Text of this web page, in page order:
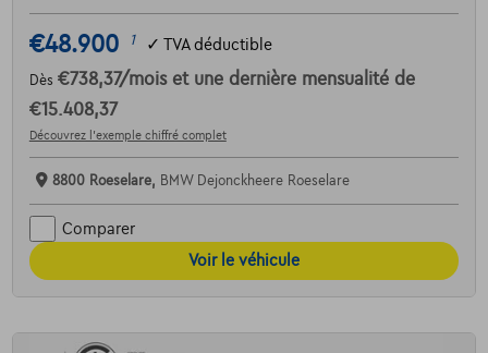
€48.900 1 ✓ TVA déductible
Dès €738,37/mois et une dernière mensualité de
€15.408,37
Découvrez l’exemple chiffré complet
8800 Roeselare, BMW Dejonckheere Roeselare
Comparer
Voir le véhicule